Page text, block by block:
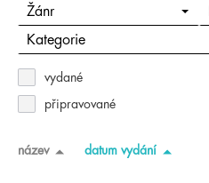
Žánr
Kategorie
vydané
připravované
název datum vydání